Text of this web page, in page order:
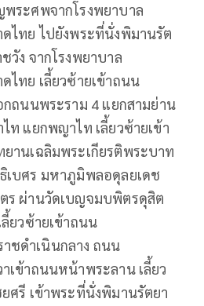
ระศพจากโรงพยาบาล
ไทย ไปยังพระที่นั่งพิมานรัต
วัง จากโรงพยาบาล
ไทย เลี้ยวซ้ายเข้าถนน
กถนนพระราม 4 แยกสามย่าน
ท แยกพญาไท เลี้ยวซ้ายเข้า
านเฉลิมพระเกียรติพระบาท
เบศร มหาภูมิพลอดุลยเดช
ร ผ่านวัดเบญจมบพิตรดุสิต
ยวซ้ายเข้าถนน
ชดำเนินกลาง ถนน
เข้าถนนหน้าพระลาน เลี้ยว
ศรี เข้าพระที่นั่งพิมานรัตยา